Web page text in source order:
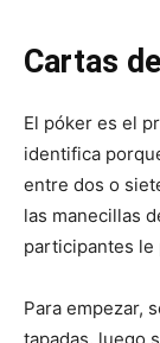
Cartas
El póker es el
identifica
entre dos o
las manecillas
participantes le
Para empezar,